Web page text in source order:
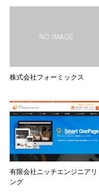
株式会社フォーミックス
有限会社ニッチエンジニアリ
ング